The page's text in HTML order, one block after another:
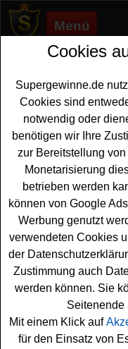
Menü
Supergewinne.de>
Anzeige:
Anzeige:
Kribbelbunt
Gewinnspiel
Wer sich gern in der
lässt, sollte bei dem
Gewinnspielfür
hinter den Türchen
ein toller Gewinn. Die
Sachpreiseerahnen -
Freikarten sowie
gewinnen.
Cookies
Supergewinne.de
Cookies sind
notwendig oder
benötigen wir Ihre
zur Bereitstellung
Monetarisierung
betrieben werden
können von Google
Werbung genutzt
verwendeten Cookies
der
Zustimmung auch
werden können. Sie
Seitenende
Mit einem Klick auf
für den Einsatz von